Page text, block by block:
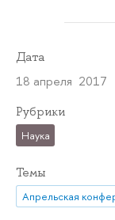
Дата
18 апреля 2017
Рубрики
Наука
Темы